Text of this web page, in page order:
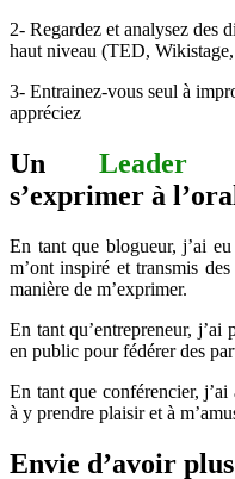
2- Regardez et analysez des
haut niveau (TED,
3- Entrainez-vous seul à
appréciez
UnLeader
s’exprimer à
En tant que blogueur, j’ai
m’ont inspiré et transmis
manière de m’exprimer.
En tant qu’entrepreneur,
en public pour fédérer des
En tant que conférencier,
à y prendre plaisir et à
Envie d’avoir